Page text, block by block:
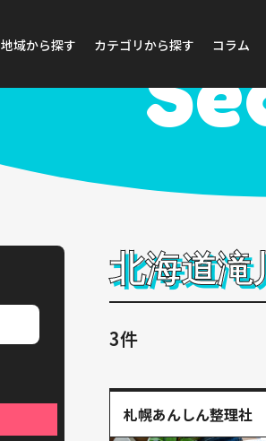
地域から探す カテゴリから探す
コラム
北海道滝
3件
札幌あんしん整理社